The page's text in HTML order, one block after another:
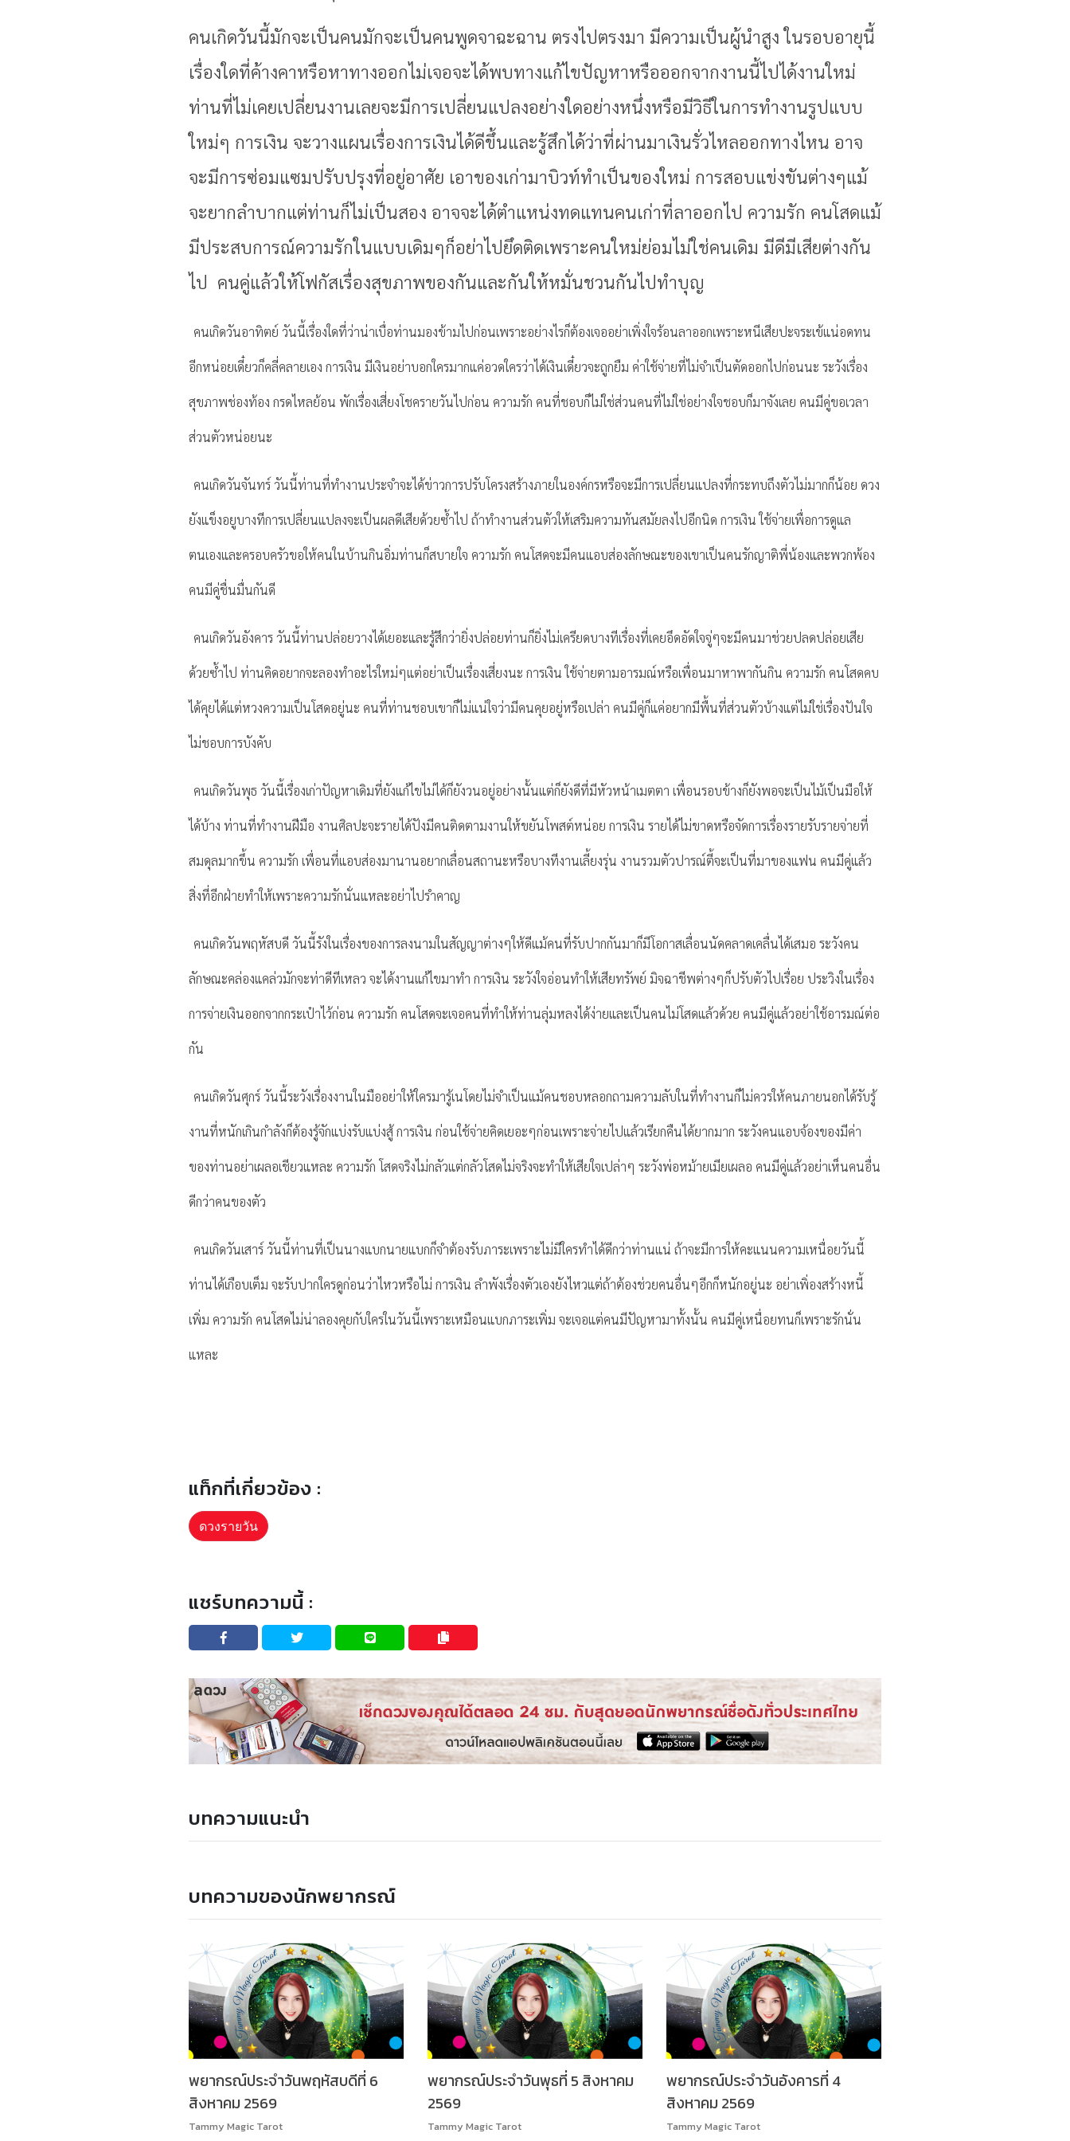
คนเกิดวันนี้มักจะเป็นคนมักจะเป็นคนพูดจาฉะฉาน ตรงไปตรงมา มีความเป็นผู้นำสูง ในรอบอายุนี้
เรื่องใดที่ค้างคาหรือหาทางออกไม่เจอจะได้พบทางแก้ไขปัญหาหรือออกจากงานนี้ไปได้งานใหม่
ท่านที่ไม่เคยเปลี่ยนงานเลยจะมีการเปลี่ยนแปลงอย่างใดอย่างหนึ่งหรือมีวิธีในการทำงานรูปแบบ
ใหม่ๆ การเงิน จะวางแผนเรื่องการเงินได้ดีขึ้นและรู้สึกได้ว่าที่ผ่านมาเงินรั่วไหลออกทางไหน อาจ
จะมีการซ่อมแซมปรับปรุงที่อยู่อาศัย เอาของเก่ามาบิวท์ทำเป็นของใหม่ การสอบแข่งขันต่างๆแม้
จะยากลำบากแต่ท่านก็ไม่เป็นสอง อาจจะได้ตำแหน่งทดแทนคนเก่าที่ลาออกไป ความรัก คนโสดแม้
มีประสบการณ์ความรักในแบบเดิมๆก็อย่าไปยึดติดเพราะคนใหม่ย่อมไม่ใช่คนเดิม มีดีมีเสียต่างกัน
ไป คนคู่แล้วให้โฟกัสเรื่องสุขภาพของกันและกันให้หมั่นชวนกันไปทำบุญ
คนเกิดวันอาทิตย์ วันนี้เรื่องใดที่ว่าน่าเบื่อท่านมองข้ามไปก่อนเพราะอย่างไรก็ต้องเจออย่าเพิ่งใจร้อนลาออกเพราะหนีเสียปะจระเข้แน่อดทน
อีกหน่อยเดี๋ยวก็คลี่คลายเอง การเงิน มีเงินอย่าบอกใครมากแค่อวดใครว่าได้เงินเดี๋ยวจะถูกยืม ค่าใช้จ่ายที่ไม่จำเป็นตัดออกไปก่อนนะ ระวังเรื่อง
สุขภาพช่องท้อง กรดไหลย้อน พักเรื่องเสี่ยงโชครายวันไปก่อน ความรัก คนที่ชอบก็ไม่ใช่ส่วนคนที่ไม่ใช่อย่างใจชอบก็มาจังเลย คนมีคู่ขอเวลา
ส่วนตัวหน่อยนะ
คนเกิดวันจันทร์ วันนี้ท่านที่ทำงานประจำจะได้ข่าวการปรับโครงสร้างภายในองค์กรหรือจะมีการเปลี่ยนแปลงที่กระทบถึงตัวไม่มากก็น้อย ดวง
ยังแข็งอยูบางทีการเปลี่ยนแปลงจะเป็นผลดีเสียด้วยซ้ำไป ถ้าทำงานส่วนตัวให้เสริมความทันสมัยลงไปอีกนิด การเงิน ใช้จ่ายเพื่อการดูแล
ตนเองและครอบครัวขอให้คนในบ้านกินอิ่มท่านก็สบายใจ ความรัก คนโสดจะมีคนแอบส่องลักษณะของเขาเป็นคนรักญาติพี่น้องและพวกพ้อง
คนมีคู่ชื่นมื่นกันดี
คนเกิดวันอังคาร วันนี้ท่านปล่อยวางได้เยอะและรู้สึกว่ายิ่งปล่อยท่านก็ยิ่งไม่เครียดบางทีเรื่องที่เคยอึดอัดใจจู่ๆจะมีคนมาช่วยปลดปล่อยเสีย
ด้วยซ้ำไป ท่านคิดอยากจะลองทำอะไรใหม่ๆแต่อย่าเป็นเรื่องเสี่ยงนะ การเงิน ใช้จ่ายตามอารมณ์หรือเพื่อนมาหาพากันกิน ความรัก คนโสดคบ
ได้คุยได้แต่หวงความเป็นโสดอยู่นะ คนที่ท่านชอบเขาก็ไม่แน่ใจว่ามีคนคุยอยู่หรือเปล่า คนมีคู่ก็แค่อยากมีพื้นที่ส่วนตัวบ้างแต่ไม่ใช่เรื่องปันใจ
ไม่ชอบการบังคับ
คนเกิดวันพุธ วันนี้เรื่องเก่าปัญหาเดิมที่ยังแก้ไขไม่ได้ก็ยังวนอยู่อย่างนั้นแต่ก็ยังดีที่มีหัวหน้าเมตตา เพื่อนรอบข้างก็ยังพอจะเป็นไม้เป็นมือให้
ได้บ้าง ท่านที่ทำงานฝีมือ งานศิลปะจะรายได้ปังมีคนติดตามงานให้ขยันโพสต์หน่อย การเงิน รายได้ไม่ขาดหรือจัดการเรื่องรายรับรายจ่ายที่
สมดุลมากขึ้น ความรัก เพื่อนที่แอบส่องมานานอยากเลื่อนสถานะหรือบางทีงานเลี้ยงรุ่น งานรวมตัวปารณ์ตี้จะเป็นที่มาของแฟน คนมีคู่แล้ว
สิ่งที่อีกฝ่ายทำให้เพราะความรักนั่นแหละอย่าไปรำคาญ
คนเกิดวันพฤหัสบดี วันนี้รังในเรื่องของการลงนามในสัญญาต่างๆให้ดีแม้คนที่รับปากกันมาก็มีโอกาสเลื่อนนัดคลาดเคลื่นได้เสมอ ระวังคน
ลักษณะคล่องแคล่วมักจะท่าดีทีเหลว จะได้งานแก้ไขมาทำ การเงิน ระวังใจอ่อนทำให้เสียทรัพย์ มิจฉาชีพต่างๆก็ปรับตัวไปเรื่อย ประวิงในเรื่อง
การจ่ายเงินออกจากกระเป๋าไว้ก่อน ความรัก คนโสดจะเจอคนที่ทำให้ท่านลุ่มหลงได้ง่ายและเป็นคนไม่โสดแล้วด้วย คนมีคู่แล้วอย่าใช้อารมณ์ต่อ
กัน
คนเกิดวันศุกร์ วันนี้ระวังเรื่องงานในมืออย่าให้ใครมารู้เนโดยไม่จำเป็นแม้คนชอบหลอกถามความลับในที่ทำงานก็ไม่ควรให้คนภายนอกได้รับรู้
งานที่หนักเกินกำลังก็ต้องรู้จักแบ่งรับแบ่งสู้ การเงิน ก่อนใช้จ่ายคิดเยอะๆก่อนเพราะจ่ายไปแล้วเรียกคืนได้ยากมาก ระวังคนแอบจ้องของมีค่า
ของท่านอย่าเผลอเชียวแหละ ความรัก โสดจริงไม่กลัวแต่กลัวโสดไม่จริงจะทำให้เสียใจเปล่าๆ ระวังพ่อหม้ายเมียเผลอ คนมีคู่แล้วอย่าเห็นคนอื่น
ดีกว่าคนของตัว
คนเกิดวันเสาร์ วันนี้ท่านที่เป็นนางแบกนายแบกก็จำต้องรับภาระเพราะไม่มีใครทำได้ดีกว่าท่านแน่ ถ้าจะมีการให้คะแนนความเหนื่อยวันนี้
ท่านได้เกือบเต็ม จะรับปากใครดูก่อนว่าไหวหรือไม่ การเงิน ลำพังเรื่องตัวเองยังไหวแต่ถ้าต้องช่วยคนอื่นๆอีกก็หนักอยู่นะ อย่าเพิ่องสร้างหนี้
เพิ่ม ความรัก คนโสดไม่น่าลองคุยกับใครในวันนี้เพราะเหมือนแบกภาระเพิ่ม จะเจอแต่คนมีปัญหามาทั้งนั้น คนมีคู่เหนื่อยทนก็เพราะรักนั่น
แหละ
แท็กที่เกี่ยวข้อง :
ดวงรายวัน
แชร์บทความนี้ :
บทความแนะนำ
บทความของนักพยากรณ์
พยากรณ์ประจำวันพฤหัสบดีที่ 6
สิงหาคม 2569
Tammy Magic Tarot
พยากรณ์ประจำวันพุธที่ 5 สิงหาคม
2569
Tammy Magic Tarot
พยากรณ์ประจำวันอังคารที่ 4
สิงหาคม 2569
Tammy Magic Tarot